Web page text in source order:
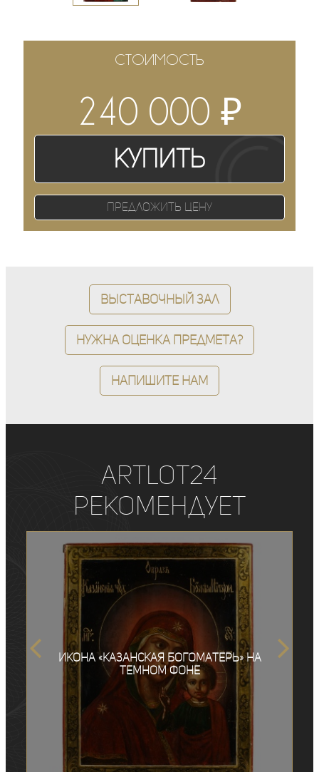
СТОИМОСТЬ
240 000 ₽
Купить
Предложить цену
Выставочный зал
Нужна оценка предмета?
Напишите нам
ArtLot24
рекомендует
Икона «Казанская Богоматерь» на
темном фоне